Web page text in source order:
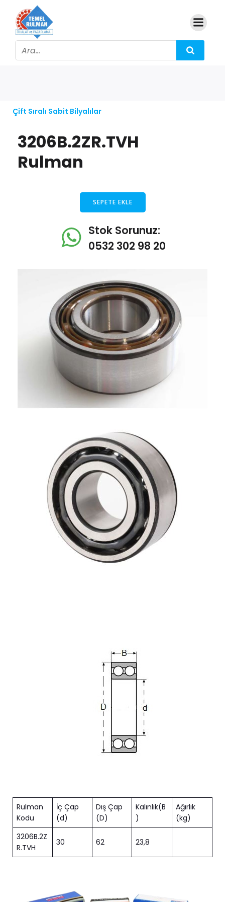
Çift Sıralı Sabit Bilyalılar
3206B.2ZR.TVH
Rulman
SEPETE EKLE
Stok Sorunuz:
0532 302 98 20
Rulman
Kodu
İç Çap
(d)
Dış Çap
(D)
Kalınlık(B
)
Ağırlık
(kg)
3206B.2Z
R.TVH
30 62 23,8